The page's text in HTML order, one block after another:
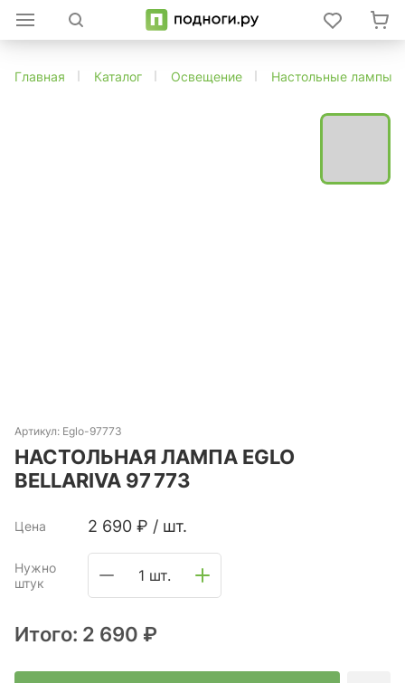
Главная Каталог Освещение Настольные лампы
Артикул: Eglo-97773
НАСТОЛЬНАЯ ЛАМПА EGLO
BELLARIVA 97 773
Цена 2 690 ₽ / шт.
Нужно
штук
1 шт.
Итого: 2 690 ₽